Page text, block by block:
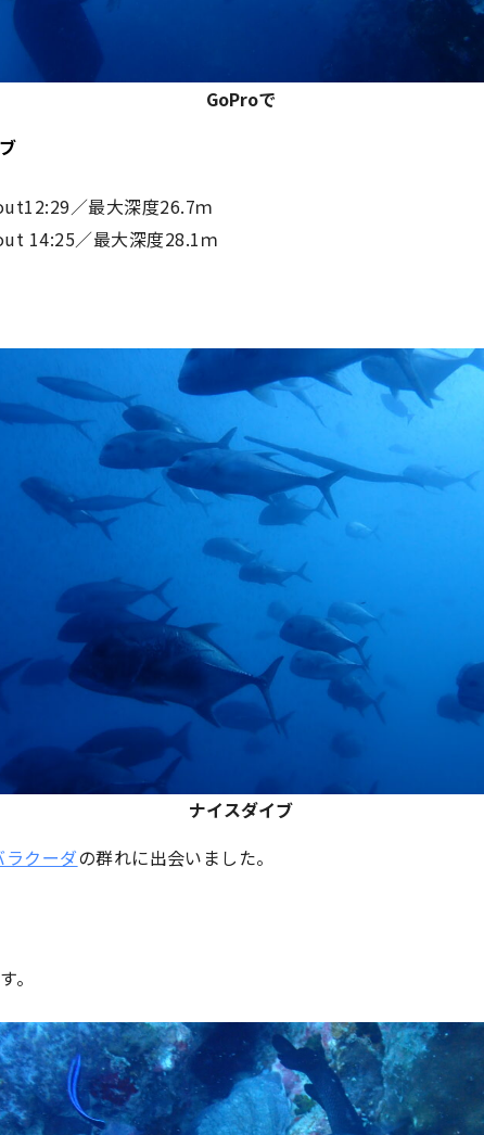
GoProで
／最大深度26.7ｍ
14:25／最大深度28.1ｍ
ナイスダイブ
ラクーダの群れに出会いました。
。